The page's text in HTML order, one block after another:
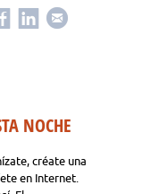
NOCHE
créate una
en Internet.